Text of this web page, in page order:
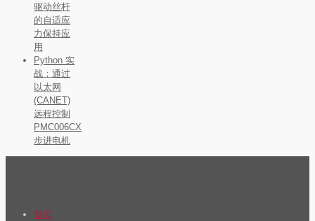
驱动丝杆
的自适应
力保持应
用
Python 实
战：通过
以太网
(CANET)
远程控制
PMC006CX
步进电机
首页